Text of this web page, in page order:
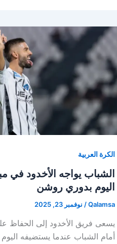
الكرة العربية
الشباب يواجه الأخدود في
اليوم بدوري روشن
Qalamsa
/ نوفمبر 23, 2025
يسعى فريق الأخدود إلى الحفاظ
أمام الشباب عندما يستضيفه